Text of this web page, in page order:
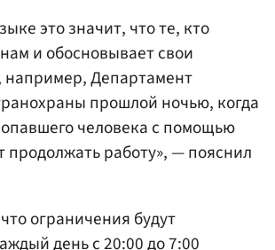
это значит, что те, кто
и обосновывает свои
например, Департамент
прошлой ночью, когда
человека с помощью
продолжать работу», — пояснил
ограничения будут
день с 20:00 до 7:00